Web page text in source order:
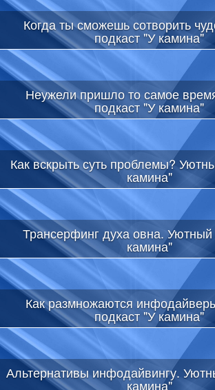
Когда ты сможешь сотворить
подкаст "У камина"
Неужели пришло то самое
подкаст "У камина"
Как вскрыть суть проблемы?
камина"
Трансерфинг духа овна. Уютный
камина"
Как размножаются
подкаст "У камина"
Альтернативы инфодайвингу.
камина"